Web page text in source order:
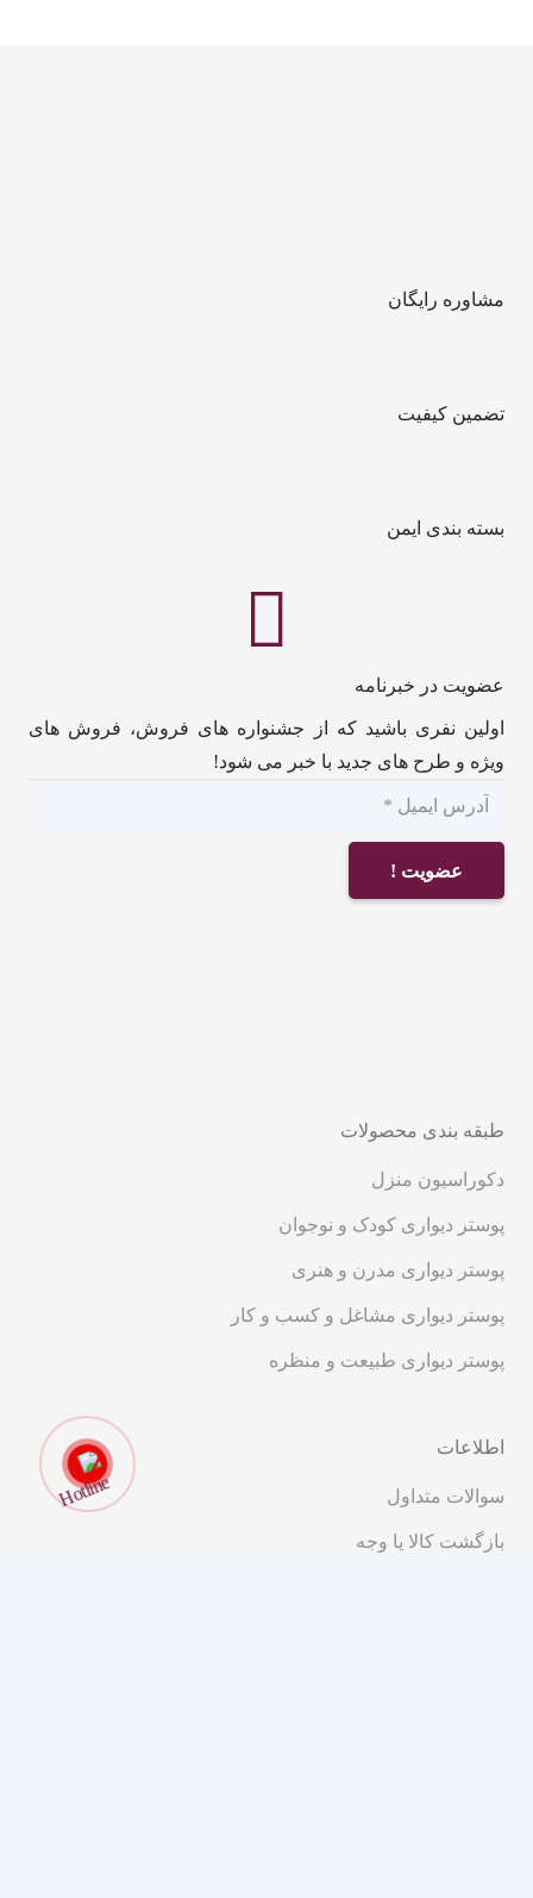
مشاوره رایگان
تضمین کیفیت
بسته بندی ایمن
عضویت در خبرنامه
اولین نفری باشید که از جشنواره های فروش، فروش های
ویژه و طرح های جدید با خبر می شود!
عضویت !
طبقه بندی محصولات
دکوراسیون منزل
پوستر دیواری کودک و نوجوان
پوستر دیواری مدرن و هنری
پوستر دیواری مشاغل و کسب و کار
پوستر دیواری طبیعت و منظره
اطلاعات
سوالات متداول
بازگشت کالا یا وجه